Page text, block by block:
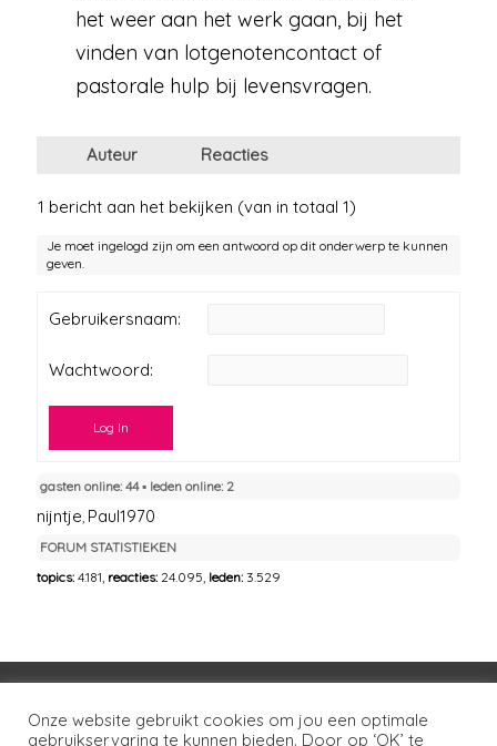
het weer aan het werk gaan, bij het
vinden van lotgenotencontact of
pastorale hulp bij levensvragen.
Auteur Reacties
1 bericht aan het bekijken (van in totaal 1)
Je moet ingelogd zijn om een antwoord op dit onderwerp te kunnen
geven.
Gebruikersnaam:
Wachtwoord:
Log In
gasten online: 44 ▪︎ leden online: 2
nijntje Paul1970
FORUM STATISTIEKEN
topics:4.181, reacties: 24.095, leden: 3.529
Voorwaarden Huisregels
Privacybeleid
Disclaimer
Over LSG Ons netwerk Contact
Onze website gebruikt cookies om jou een optimale
gebruikservaring te kunnen bieden. Door op ‘OK’ te